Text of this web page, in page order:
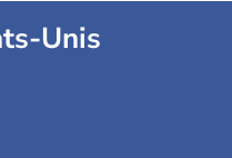
Unis